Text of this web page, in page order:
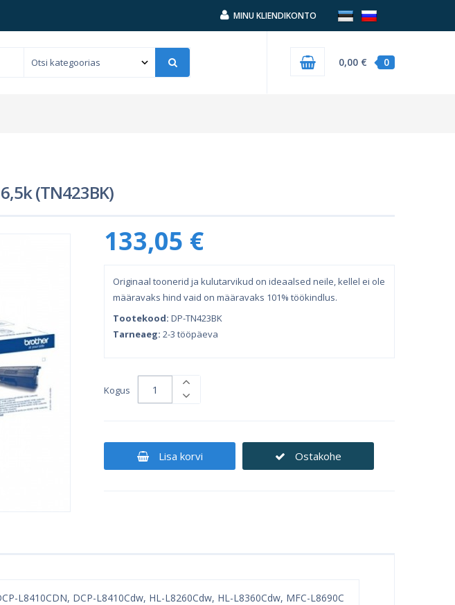
MINU KLIENDIKONTO
0
0,00 €
(TN423BK)
133,05 €
Originaal toonerid ja kulutarvikud on ideaalsed neile, kellel ei ole
määravaks hind vaid on määravaks 101% töökindlus.
Tootekood: DP-TN423BK
Tarneaeg: 2-3 tööpäeva
Kogus
Lisa korvi Ostakohe
L8410CDN, DCP-L8410Cdw, HL-L8260Cdw, HL-L8360Cdw, MFC-L8690C